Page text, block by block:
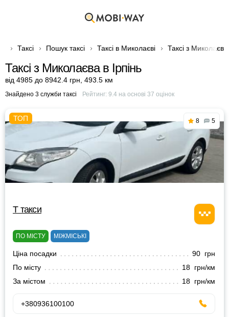
Таксі Пошук таксі Таксі в Миколаєві Таксі з Миколаєва
Таксі з Миколаєва в Ірпінь
від 4985 до 8942.4 грн 493.5 км
Знайдено 3 служби таксі Рейтинг: 9.4на основі 37 оцінок
8 5
Т такси
ПО МІСТУ МІЖМІСЬКІ
Ціна посадки
90 грн
По місту
18 грн/км
За містом
18 грн/км
+380936100100